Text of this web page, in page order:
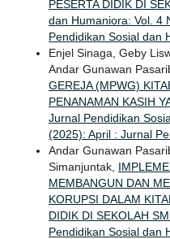
PESERTA DIDIK DI
dan Humaniora: Vol. 4
Pendidikan Sosial dan
Enjel Sinaga, Geby
Andar Gunawan
GEREJA (MPWG)
PENANAMAN KASIH
Jurnal Pendidikan
(2025): April : Jurnal
Andar Gunawan
Simanjuntak,
MEMBANGUN DAN
KORUPSI DALAM
DIDIK DI SEKOLAH
Pendidikan Sosial dan